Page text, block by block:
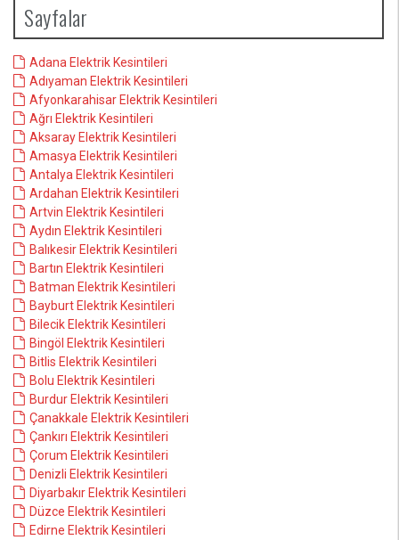
Sayfalar
Adana Elektrik Kesintileri
Adıyaman Elektrik Kesintileri
Afyonkarahisar Elektrik Kesintileri
Ağrı Elektrik Kesintileri
Aksaray Elektrik Kesintileri
Amasya Elektrik Kesintileri
Antalya Elektrik Kesintileri
Ardahan Elektrik Kesintileri
Artvin Elektrik Kesintileri
Aydın Elektrik Kesintileri
Balıkesir Elektrik Kesintileri
Bartın Elektrik Kesintileri
Batman Elektrik Kesintileri
Bayburt Elektrik Kesintileri
Bilecik Elektrik Kesintileri
Bingöl Elektrik Kesintileri
Bitlis Elektrik Kesintileri
Bolu Elektrik Kesintileri
Burdur Elektrik Kesintileri
Çanakkale Elektrik Kesintileri
Çankırı Elektrik Kesintileri
Çorum Elektrik Kesintileri
Denizli Elektrik Kesintileri
Diyarbakır Elektrik Kesintileri
Düzce Elektrik Kesintileri
Edirne Elektrik Kesintileri